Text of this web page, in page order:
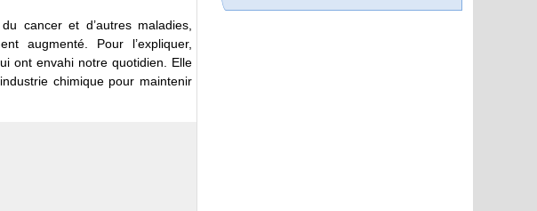
cancer et d’autres maladies,
augmenté. Pour l’expliquer,
ont envahi notre quotidien. Elle
chimique pour maintenir